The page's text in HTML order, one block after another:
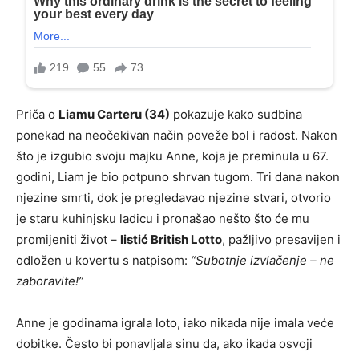
Priča o Liamu Carteru (34) pokazuje kako sudbina
ponekad na neočekivan način poveže bol i radost. Nakon
što je izgubio svoju majku Anne, koja je preminula u 67.
godini, Liam je bio potpuno shrvan tugom. Tri dana nakon
njezine smrti, dok je pregledavao njezine stvari, otvorio
je staru kuhinjsku ladicu i pronašao nešto što će mu
promijeniti život – listić British Lotto, pažljivo presavijen i
odložen u kovertu s natpisom: “Subotnje izvlačenje – ne
zaboravite!”
Anne je godinama igrala loto, iako nikada nije imala veće
dobitke. Često bi ponavljala sinu da, ako ikada osvoji